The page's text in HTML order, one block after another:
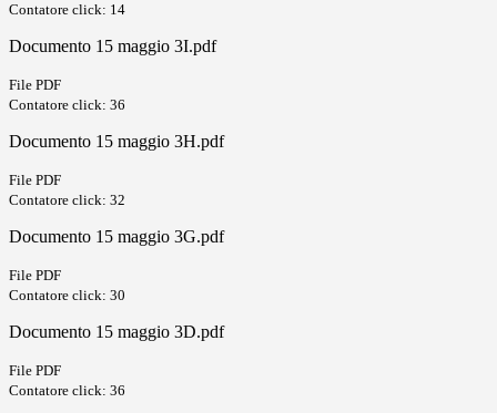
Contatore click: 14
Documento 15 maggio 3I.pdf
File PDF
Contatore click: 36
Documento 15 maggio 3H.pdf
File PDF
Contatore click: 32
Documento 15 maggio 3G.pdf
File PDF
Contatore click: 30
Documento 15 maggio 3D.pdf
File PDF
Contatore click: 36